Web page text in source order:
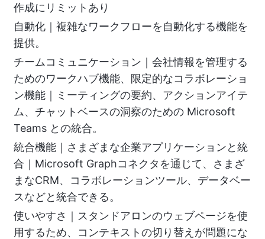
作成にリミットあり
自動化｜複雑なワークフローを自動化する機能を
提供。
チームコミュニケーション｜会社情報を管理する
ためのワークハブ機能、限定的なコラボレーショ
ン機能｜ミーティングの要約、アクションアイテ
ム、チャットベースの洞察のための Microsoft
Teams との統合。
統合機能｜さまざまな企業アプリケーションと統
合｜Microsoft Graphコネクタを通じて、さまざ
まなCRM、コラボレーションツール、データベー
スなどと統合できる。
使いやすさ｜スタンドアロンのウェブページを使
用するため、コンテキストの切り替えが問題にな